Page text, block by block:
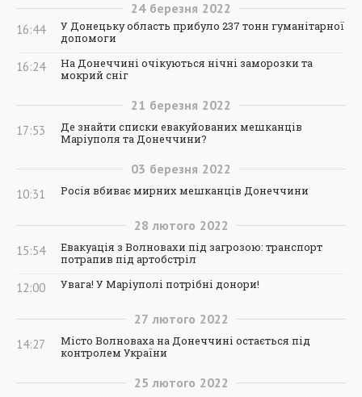
24 березня 2022
16:44
У Донецьку область прибуло 237 тонн гуманітарної
допомоги
16:24
На Донеччині очікуються нічні заморозки та
мокрий сніг
21 березня 2022
17:53
Де знайти списки евакуйованих мешканців
Маріуполя та Донеччини?
03 березня 2022
10:31 Росія вбиває мирних мешканців Донеччини
28 лютого 2022
15:54
Евакуація з Волновахи під загрозою: транспорт
потрапив під артобстріл
12:00 Увага! У Маріуполі потрібні донори!
27 лютого 2022
14:27
Місто Волноваха на Донеччині остається під
контролем України
25 лютого 2022